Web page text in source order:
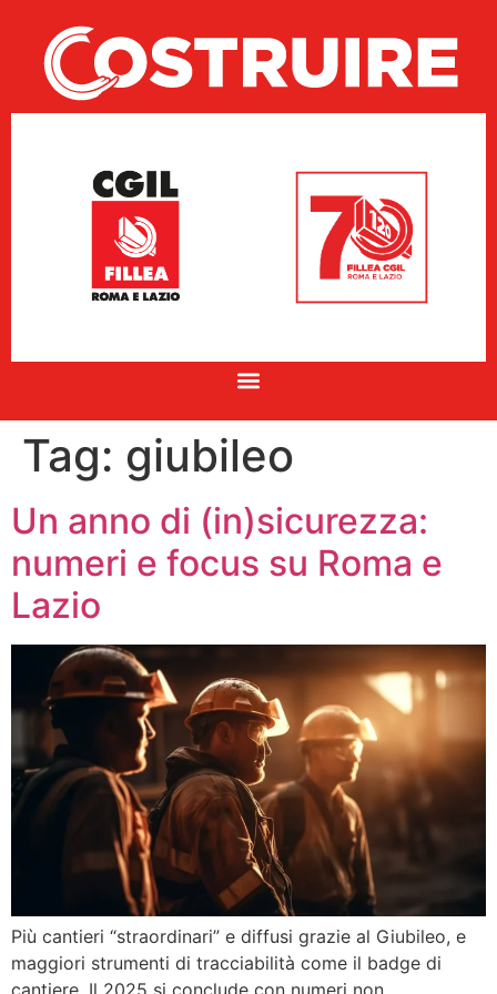
Tag: giubileo
Un anno di (in)sicurezza:
numeri e focus su Roma e
Lazio
Più cantieri “straordinari” e diffusi grazie al Giubileo, e
maggiori strumenti di tracciabilità come il badge di
cantiere. Il 2025 si conclude con numeri non